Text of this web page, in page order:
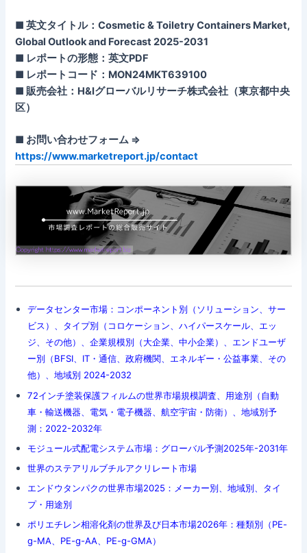
■ 英文タイトル：Cosmetic & Toiletry Containers Market,
Global Outlook and Forecast 2025-2031
■ レポートの形態：英文PDF
■ レポートコード：MON24MKT639100
■ 販売会社：H&Iグローバルリサーチ株式会社（東京都中央
区）
■ お問い合わせフォーム ⇒
https://www.marketreport.jp/contact
データセンター市場：コンポーネント別（ソリューション、サー
ビス）、タイプ別（コロケーション、ハイパースケール、エッ
ジ、その他）、企業規模別（大企業、中小企業）、エンドユーザ
ー別（BFSI、IT・通信、政府機関、エネルギー・公益事業、その
他）、地域別 2024-2032
72インチ塗装保護フィルムの世界市場規模調査、用途別（自動
車・輸送機器、電気・電子機器、航空宇宙・防衛）、地域別予
測：2022-2032年
モジュール式配電システム市場：グローバル予測2025年-2031年
世界のステアリルブチルアクリレート市場
エンドウタンパクの世界市場2025：メーカー別、地域別、タイ
プ・用途別
ポリエチレン相溶化剤の世界及び日本市場2026年：種類別（PE-
g-MA、PE-g-AA、PE-g-GMA）